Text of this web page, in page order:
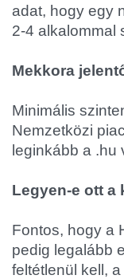
adat, hogy egy
2-4 alkalommal
Mekkora
Minimális
Nemzetközi
leginkább a .hu
Legyen-e ott a
Fontos, hogy a
pedig legalább
feltétlenül kell,